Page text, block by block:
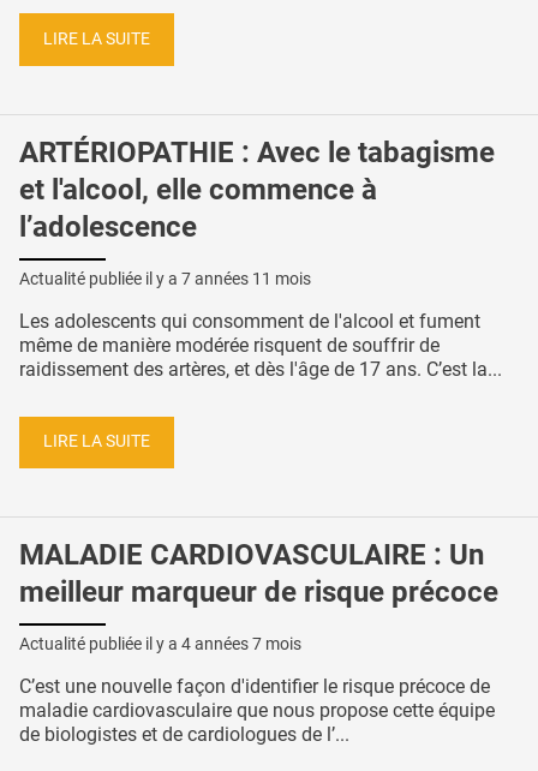
LIRE LA SUITE
ARTÉRIOPATHIE : Avec le tabagisme
et l'alcool, elle commence à
l’adolescence
Actualité publiée il y a 7 années 11 mois
Les adolescents qui consomment de l'alcool et fument
même de manière modérée risquent de souffrir de
raidissement des artères, et dès l'âge de 17 ans. C’est la...
LIRE LA SUITE
MALADIE CARDIOVASCULAIRE : Un
meilleur marqueur de risque précoce
Actualité publiée il y a 4 années 7 mois
C’est une nouvelle façon d'identifier le risque précoce de
maladie cardiovasculaire que nous propose cette équipe
de biologistes et de cardiologues de l’...